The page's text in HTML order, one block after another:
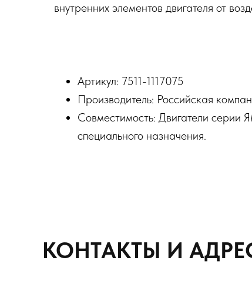
внутренних элементов двигателя от
Артикул: 7511-1117075
Производитель: Российская
Совместимость: Двигатели
специального назначения.
КОНТАКТЫ И